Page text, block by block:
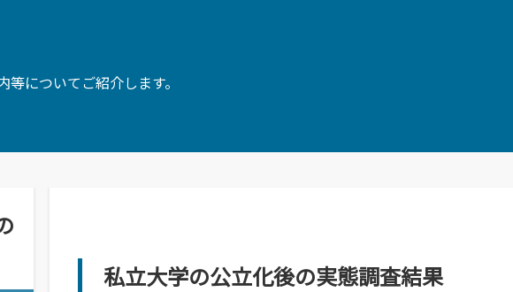
ィアセンター
)
アセンター(図書館)のご
関のご紹介です。
環境問
度入試
動を紹介します。 学費、入学料についてご案内
についてご紹介します。
私立大学の公立化後の実態調査結果